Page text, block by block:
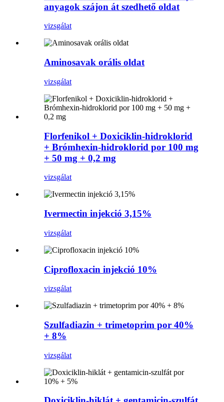
anyagok szájon át szedhető oldat
vizsgálat
Aminosavak orális oldat
vizsgálat
Florfenikol + Doxiciklin-hidroklorid
+ Brómhexin-hidroklorid por 100 mg
+ 50 mg + 0,2 mg
vizsgálat
Ivermectin injekció 3,15%
vizsgálat
Ciprofloxacin injekció 10%
vizsgálat
Szulfadiazin + trimetoprim por 40%
+ 8%
vizsgálat